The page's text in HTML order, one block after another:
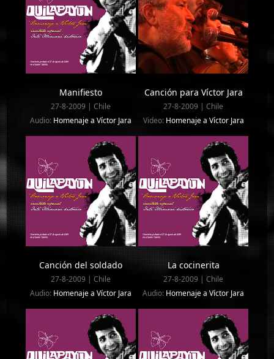
Manifiesto
27-8-2009 | Chile
Audio: Homenaje a Víctor Jara
Canción para Víctor Jara
27-8-2009 | Chile
Video: Homenaje a Víctor Jara
Canción del soldado
27-8-2009 | Chile
Audio: Homenaje a Víctor Jara
La cocinerita
27-8-2009 | Chile
Audio: Homenaje a Víctor Jara